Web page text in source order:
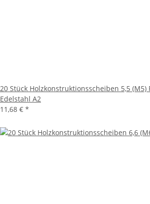
20 Stück Holzkonstruktionsscheiben 5,5 (M5)
Edelstahl A2
11,68 € *